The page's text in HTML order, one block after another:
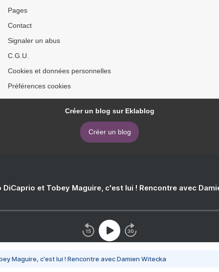
Pages
Contact
Signaler un abus
C.G.U.
Cookies et données personnelles
Préférences cookies
Créer un blog sur Eklablog
Créer un blog
DiCaprio et Tobey Maguire, c'est lui ! Rencontre avec
Maguire, c'est lui ! Rencontre avec Damien Witecka